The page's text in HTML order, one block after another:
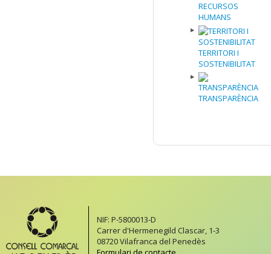
RECURSOS
HUMANS
TERRITORI I
SOSTENIBILITAT
TRANSPARÈNCIA
NIF: P-5800013-D
Carrer d'Hermenegild Clascar, 1-3
08720 Vilafranca del Penedès